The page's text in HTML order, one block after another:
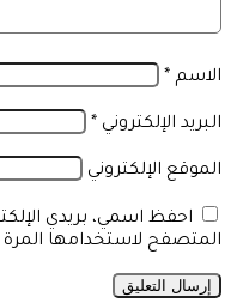
الاسم *
البريد الإلكتروني *
الموقع الإلكتروني
احفظ اسمي، بريدي
المتصفح لاستخدامها المرة